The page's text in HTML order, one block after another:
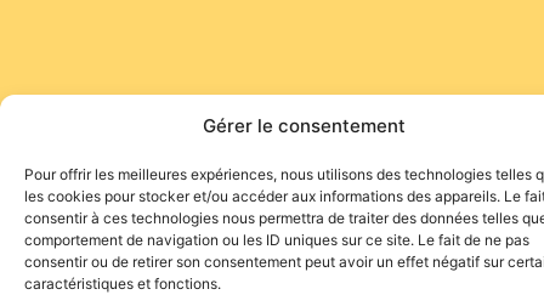
Gérer le consentement
Pour offrir les meilleures expériences, nous utilisons des technologies telles
les cookies pour stocker et/ou accéder aux informations des appareils. Le
consentir à ces technologies nous permettra de traiter des données telles
comportement de navigation ou les ID uniques sur ce site. Le fait de ne pas
consentir ou de retirer son consentement peut avoir un effet négatif sur
caractéristiques et fonctions.